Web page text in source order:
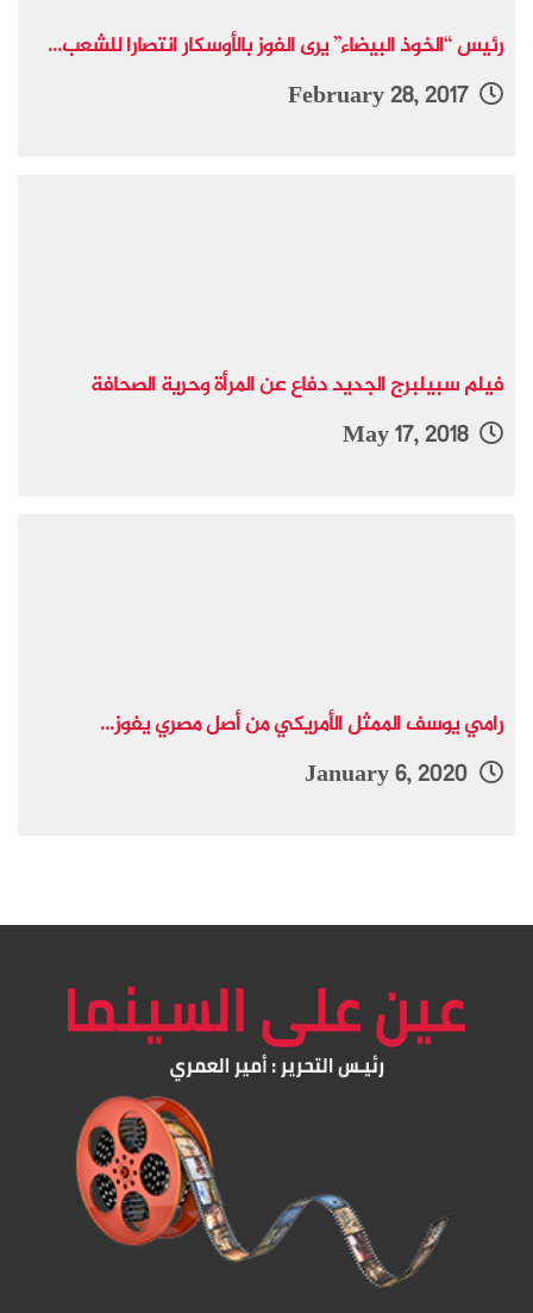
رئيس “الخوذ البيضاء” يرى الفوز بالأوسكار انتصارا للشعب...
February 28, 2017
فيلم سبيلبرج الجديد دفاع عن المرأة وحرية الصحافة
May 17, 2018
رامي يوسف الممثل الأمريكي من أصل مصري يفوز...